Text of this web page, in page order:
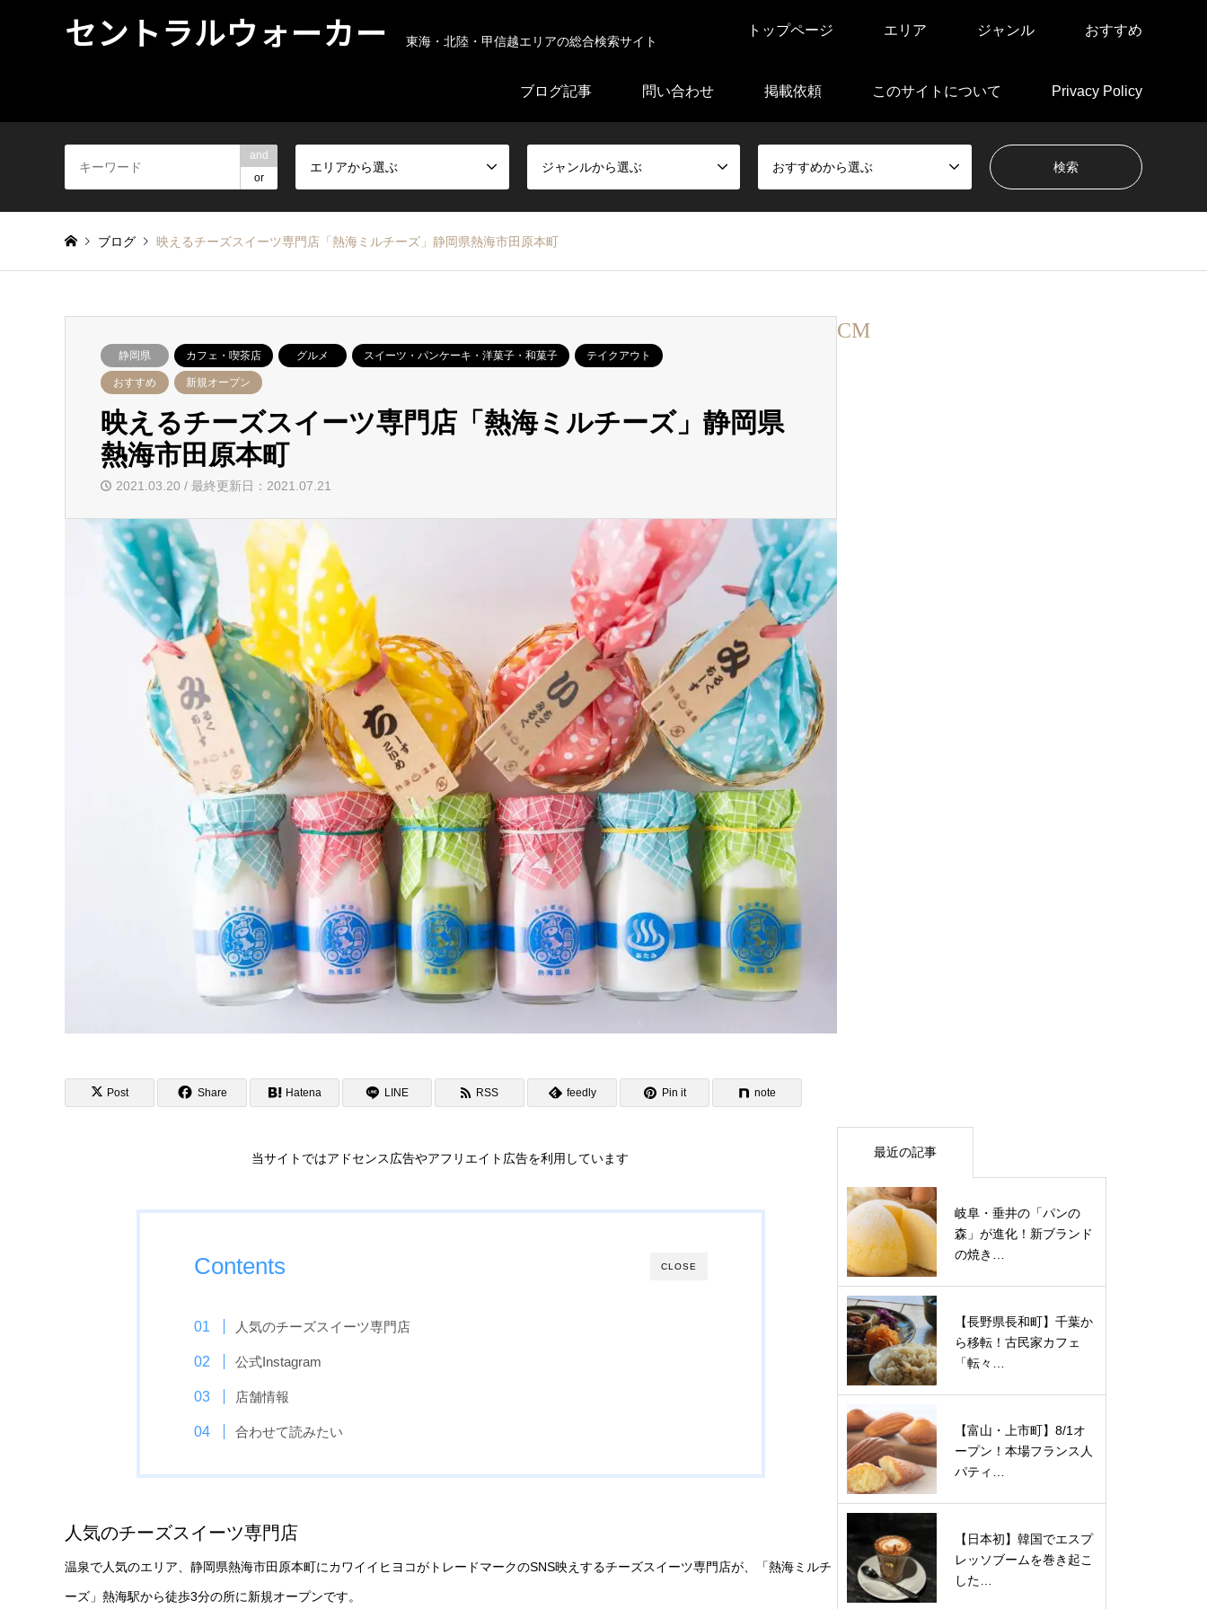
セントラルウォーカー 東海・北陸・甲信越エリアの総合検索サイト
トップページ エリア ジャンル おすすめ
ブログ記事 問い合わせ 掲載依頼 このサイトについて Privacy Policy
and
or
エリアから選ぶ ジャンルから選ぶ おすすめから選ぶ
ブログ 映えるチーズスイーツ専門店「熱海ミルチーズ」静岡県熱海市田原本町
静岡県 カフェ・喫茶店 グルメ スイーツ・パンケーキ・洋菓子・和菓子 テイクアウト
おすすめ 新規オープン
映えるチーズスイーツ専門店「熱海ミルチーズ」静岡県
熱海市田原本町
2021.03.20 / 最終更新日：2021.07.21
Post Share Hatena LINE RSS feedly Pin it note
当サイトではアドセンス広告やアフリエイト広告を利用しています
CLOSE
Contents
人気のチーズスイーツ専門店
公式Instagram
店舗情報
合わせて読みたい
人気のチーズスイーツ専門店
温泉で人気のエリア、静岡県熱海市田原本町にカワイイヒヨコがトレードマークのSNS映えするチーズスイーツ専門店が、「熱海ミルチ
ーズ」熱海駅から徒歩3分の所に新規オープンです。
CM
最近の記事
岐阜・垂井の「パンの
森」が進化！新ブランド
の焼き…
【長野県長和町】千葉か
ら移転！古民家カフェ
「転々…
【富山・上市町】8/1オ
ープン！本場フランス人
パティ…
【日本初】韓国でエスプ
レッソブームを巻き起こ
した…